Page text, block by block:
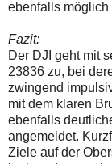
ebenfalls möglich
Fazit:
Der DJI geht mit
23836 zu, bei
zwingend
mit dem klaren
ebenfalls
angemeldet.
Ziele auf der